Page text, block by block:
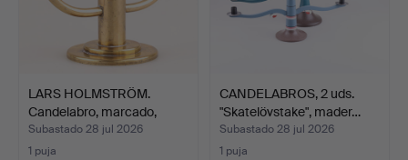
LARS HOLMSTRÖM.
Candelabro, marcado,
fecha…
Subastado 28 jul 2026
1 puja
CANDELABROS, 2 uds.
"Skatelövstake", mader…
Subastado 28 jul 2026
1 puja